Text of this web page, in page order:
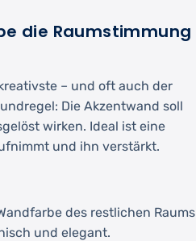
die Raumstimmung
– und oft auch der
Die Akzentwand soll
wirken. Ideal ist eine
und ihn verstärkt.
des restlichen Raums
und elegant.